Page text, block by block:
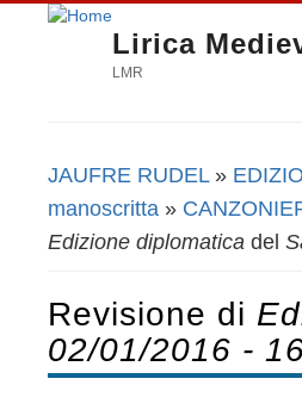
Lirica
LMR
Tu sei qui
JAUFRE RUDEL »
manoscritta »
Edizione diplomatica del
Revisione di
02/01/2016 -